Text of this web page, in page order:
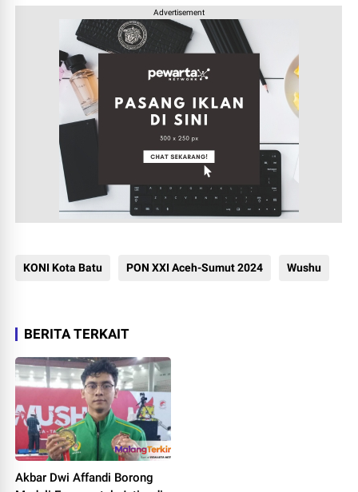
Advertisement
KONI Kota Batu PON XXI Aceh-Sumut 2024 Wushu
BERITA TERKAIT
Akbar Dwi Affandi Borong